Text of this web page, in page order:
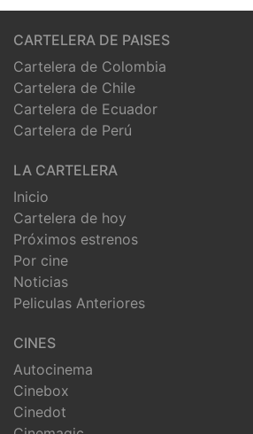
CARTELERA DE PAISES
Cartelera de Colombia
Cartelera de Chile
Cartelera de Ecuador
Cartelera de Perú
LA CARTELERA
Inicio
Cartelera de hoy
Próximos estrenos
Por cine
Noticias
Peliculas Anteriores
CINES
Autocinema
Cinebox
Cinedot